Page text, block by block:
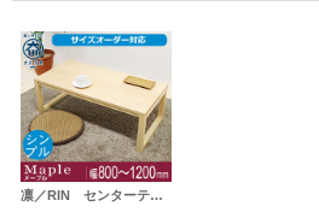
凛／RIN センターテーブル(四角脚) ローテーブル リビングテーブル 幅1000mm（メープル）